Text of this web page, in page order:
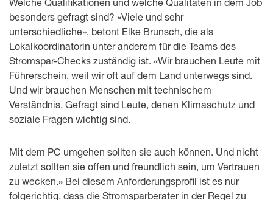
besonders gefragt sind? «Viele und sehr
unterschiedliche», betont Elke Brunsch, die als
Lokalkoordinatorin unter anderem für die Teams des
Stromspar-Checks zuständig ist. «Wir brauchen Leute mit
Führerschein, weil wir oft auf dem Land unterwegs sind.
Und wir brauchen Menschen mit technischem
Verständnis. Gefragt sind Leute, denen Klimaschutz und
soziale Fragen wichtig sind.
Mit dem PC umgehen sollten sie auch können. Und nicht
zuletzt sollten sie offen und freundlich sein, um Vertrauen
zu wecken.» Bei diesem Anforderungsprofil ist es nur
folgerichtig, dass die Stromsparberater in der Regel zu